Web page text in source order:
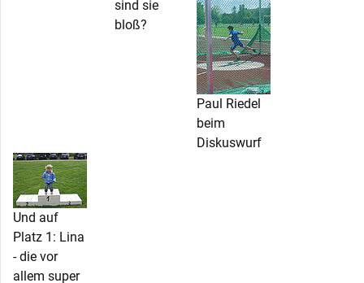
sind sie
bloß?
Paul Riedel
beim
Diskuswurf
Und auf
Platz 1: Lina
- die vor
allem super